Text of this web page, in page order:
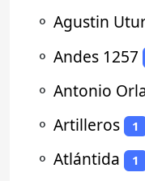
⚬ Agustin
⚬ Andes 1257
⚬ Antonio
⚬ Artilleros 1
⚬ Atlántida 1